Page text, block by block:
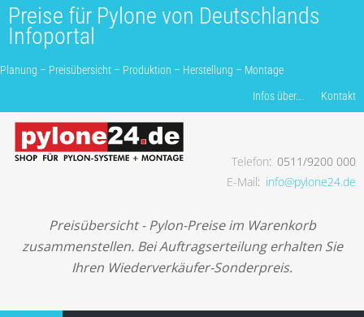
Preise für Pylone von Deutschlands
Infoportal
Planung – Preisübersicht – Produktion – Herstellung – Montage
Infos über….
Kontakt
Planung – Preisübersicht – Produktion – Herstellung –
Telefon 0511/9200 000
E-Mail
info@pylone24.de
Preisübersicht - Pylon-Preise im Warenkorb
zusammenstellen. Bei Auftragserteilung erhalten Sie
Ihren Wiederverkäufer-Sonderpreis.